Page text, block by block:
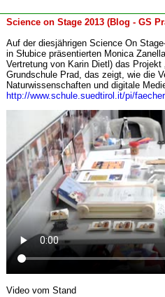
Science on Stage 2013 (Blog - GS
Auf der diesjährigen Science On
in Słubice präsentierten Monica
Vertretung von Karin Dietl) das Projekt
Grundschule Prad, das zeigt, wie die
Naturwissenschaften und digitale
http://www.schule.suedtirol.it/pi/
Video vom Stand